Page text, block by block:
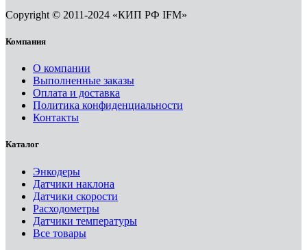
Copyright © 2011-2024 «КИП РФ IFM»
Компания
О компании
Выполненные заказы
Оплата и доставка
Политика конфиденциальности
Контакты
Каталог
Энкодеры
Датчики наклона
Датчики скорости
Расходометры
Датчики температуры
Все товары